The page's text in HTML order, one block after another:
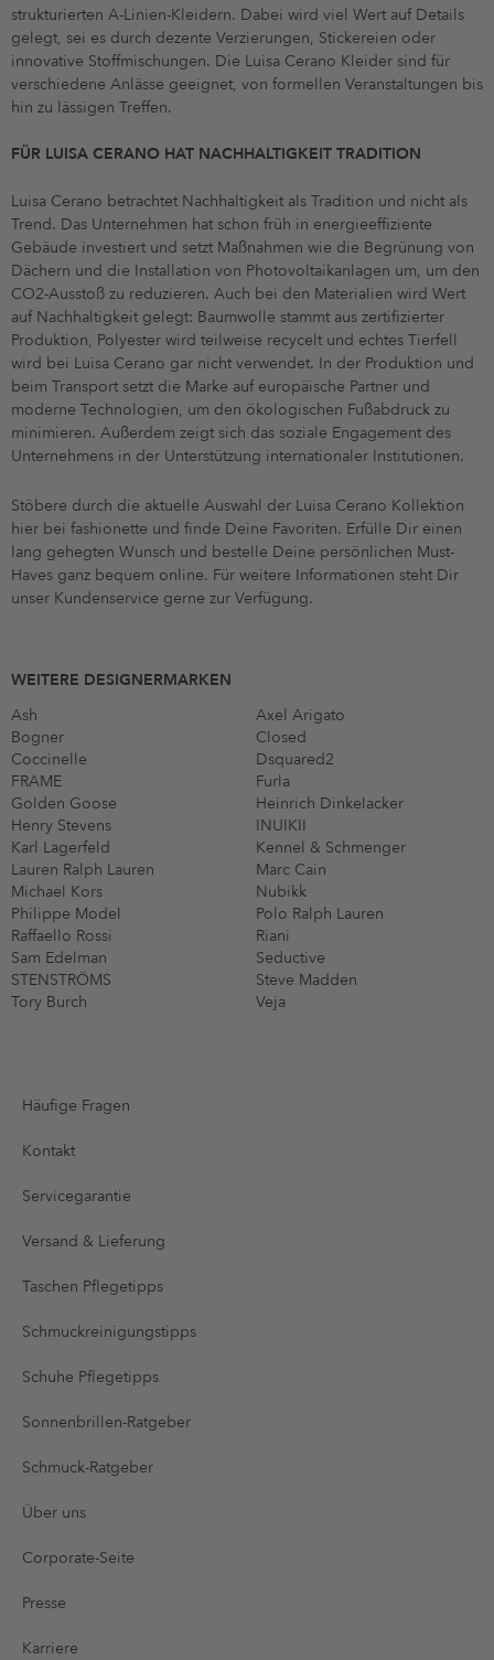
strukturierten A-Linien-Kleidern. Dabei wird viel Wert auf Details
gelegt, sei es durch dezente Verzierungen, Stickereien oder
innovative Stoffmischungen. Die Luisa Cerano Kleider sind für
verschiedene Anlässe geeignet, von formellen Veranstaltungen bis
hin zu lässigen Treffen.
FÜR LUISA CERANO HAT NACHHALTIGKEIT TRADITION
Luisa Cerano betrachtet Nachhaltigkeit als Tradition und nicht als
Trend. Das Unternehmen hat schon früh in energieeffiziente
Gebäude investiert und setzt Maßnahmen wie die Begrünung von
Dächern und die Installation von Photovoltaikanlagen um, um den
CO2-Ausstoß zu reduzieren. Auch bei den Materialien wird Wert
auf Nachhaltigkeit gelegt: Baumwolle stammt aus zertifizierter
Produktion, Polyester wird teilweise recycelt und echtes Tierfell
wird bei Luisa Cerano gar nicht verwendet. In der Produktion und
beim Transport setzt die Marke auf europäische Partner und
moderne Technologien, um den ökologischen Fußabdruck zu
minimieren. Außerdem zeigt sich das soziale Engagement des
Unternehmens in der Unterstützung internationaler Institutionen.
Stöbere durch die aktuelle Auswahl der Luisa Cerano Kollektion
hier bei fashionette und finde Deine Favoriten. Erfülle Dir einen
lang gehegten Wunsch und bestelle Deine persönlichen Must-
Haves ganz bequem online. Für weitere Informationen steht Dir
unser Kundenservice gerne zur Verfügung.
WEITERE DESIGNERMARKEN
Ash
Axel Arigato
Bogner
Closed
Coccinelle
Dsquared2
FRAME
Furla
Golden Goose
Heinrich Dinkelacker
Henry Stevens
INUIKII
Karl Lagerfeld
Kennel & Schmenger
Lauren Ralph Lauren
Marc Cain
Michael Kors
Nubikk
Philippe Model
Polo Ralph Lauren
Raffaello Rossi
Riani
Sam Edelman
Seductive
STENSTRÖMS
Steve Madden
Tory Burch
Veja
Häufige Fragen
Kontakt
Servicegarantie
Versand & Lieferung
Taschen Pflegetipps
Schmuckreinigungstipps
Schuhe Pflegetipps
Sonnenbrillen-Ratgeber
Schmuck-Ratgeber
Über uns
Corporate-Seite
Presse
Karriere